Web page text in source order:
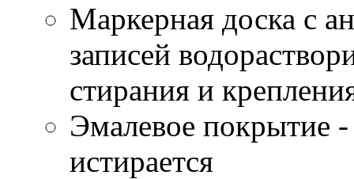
Маркерная доска с
записей
стирания и
Эмалевое покрытие -
истирается